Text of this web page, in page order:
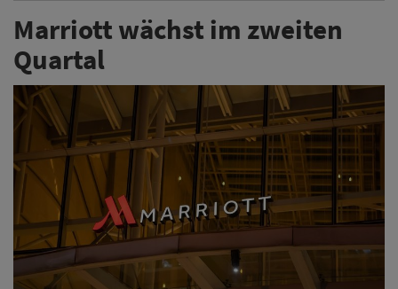
Marriott wächst im zweiten
Quartal